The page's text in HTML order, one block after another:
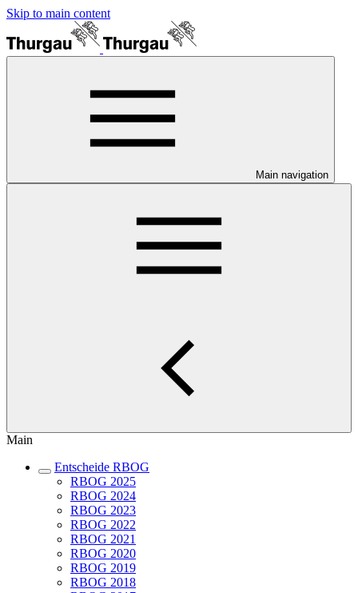
Skip to main content
Main navigation
Main
Entscheide RBOG
RBOG 2025
RBOG 2024
RBOG 2023
RBOG 2022
RBOG 2021
RBOG 2020
RBOG 2019
RBOG 2018